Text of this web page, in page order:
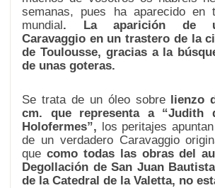
semanas, pues ha aparecido en
mundial. La aparición de
Caravaggio en un trastero de la
de Toulousse, gracias a la
de unas goteras.
Se trata de un óleo sobrelienzo
cm. que representa a “Judith
Holofermes”, los peritajes
de un verdadero Caravaggio
que como todas las obras del
Degollación de San Juan
de la Catedral de la Valetta, no